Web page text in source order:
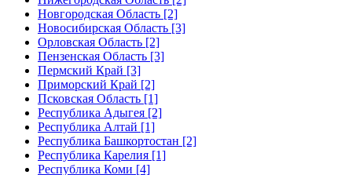
Новгородская Область [2]
Новосибирская Область [3]
Орловская Область [2]
Пензенская Область [3]
Пермский Край [3]
Приморский Край [2]
Псковская Область [1]
Республика Адыгея [2]
Республика Алтай [1]
Республика Башкортостан [2]
Республика Карелия [1]
Республика Коми [4]